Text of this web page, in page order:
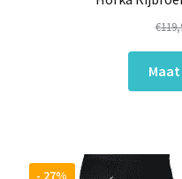
€
- 27%